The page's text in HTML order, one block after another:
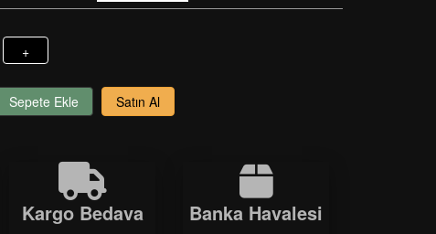
+
Sepete Ekle Satın Al
Kargo Bedava Banka Havalesi